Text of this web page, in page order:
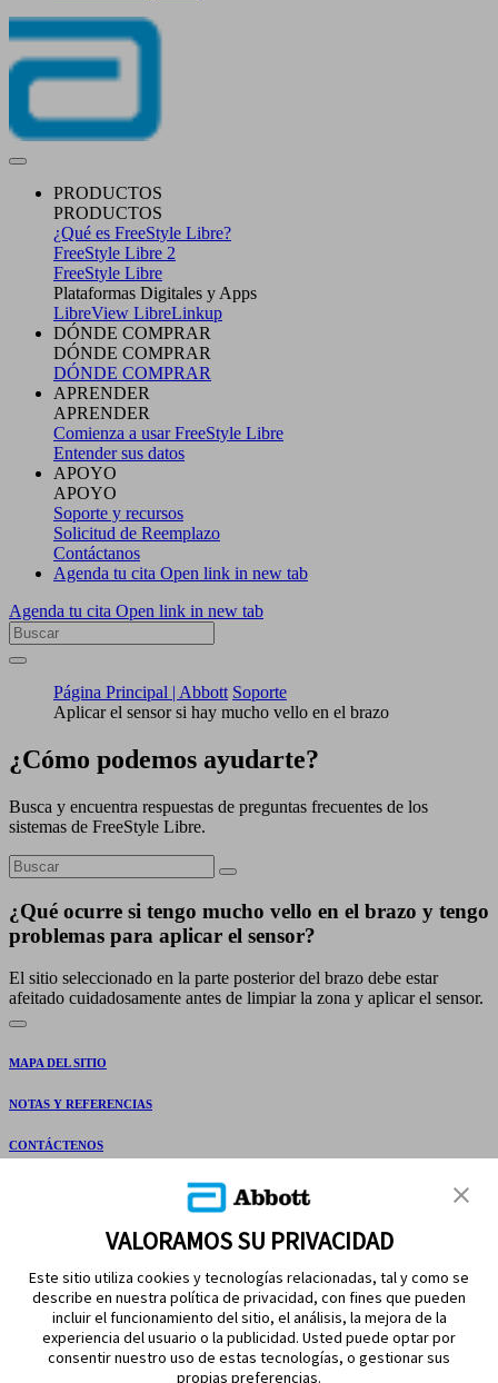
PRODUCTOS
PRODUCTOS
¿Qué es FreeStyle Libre?
FreeStyle Libre 2
FreeStyle Libre
Plataformas Digitales y Apps
LibreView LibreLinkup
DÓNDE COMPRAR
DÓNDE COMPRAR
DÓNDE COMPRAR
APRENDER
APRENDER
Comienza a usar FreeStyle Libre
Entender sus datos
APOYO
APOYO
Soporte y recursos
Solicitud de Reemplazo
Contáctanos
Agenda tu cita Open link in new tab
Agenda tu cita Open link in new tab
Página Principal | Abbott Soporte
Aplicar el sensor si hay mucho vello en el brazo
¿Cómo podemos ayudarte?
Busca y encuentra respuestas de preguntas frecuentes de los
sistemas de FreeStyle Libre.
¿Qué ocurre si tengo mucho vello en el brazo y tengo
problemas para aplicar el sensor?
El sitio seleccionado en la parte posterior del brazo debe estar
afeitado cuidadosamente antes de limpiar la zona y aplicar el sensor.
MAPA DEL SITIO
NOTAS Y REFERENCIAS
CONTÁCTENOS
MANTÉNGASE EN CONTACTO
VALORAMOS SU PRIVACIDAD
Este sitio utiliza cookies y tecnologías relacionadas, tal y como se
describe en nuestra política de privacidad, con fines que pueden
incluir el funcionamiento del sitio, el análisis, la mejora de la
experiencia del usuario o la publicidad. Usted puede optar por
consentir nuestro uso de estas tecnologías, o gestionar sus
propias preferencias.